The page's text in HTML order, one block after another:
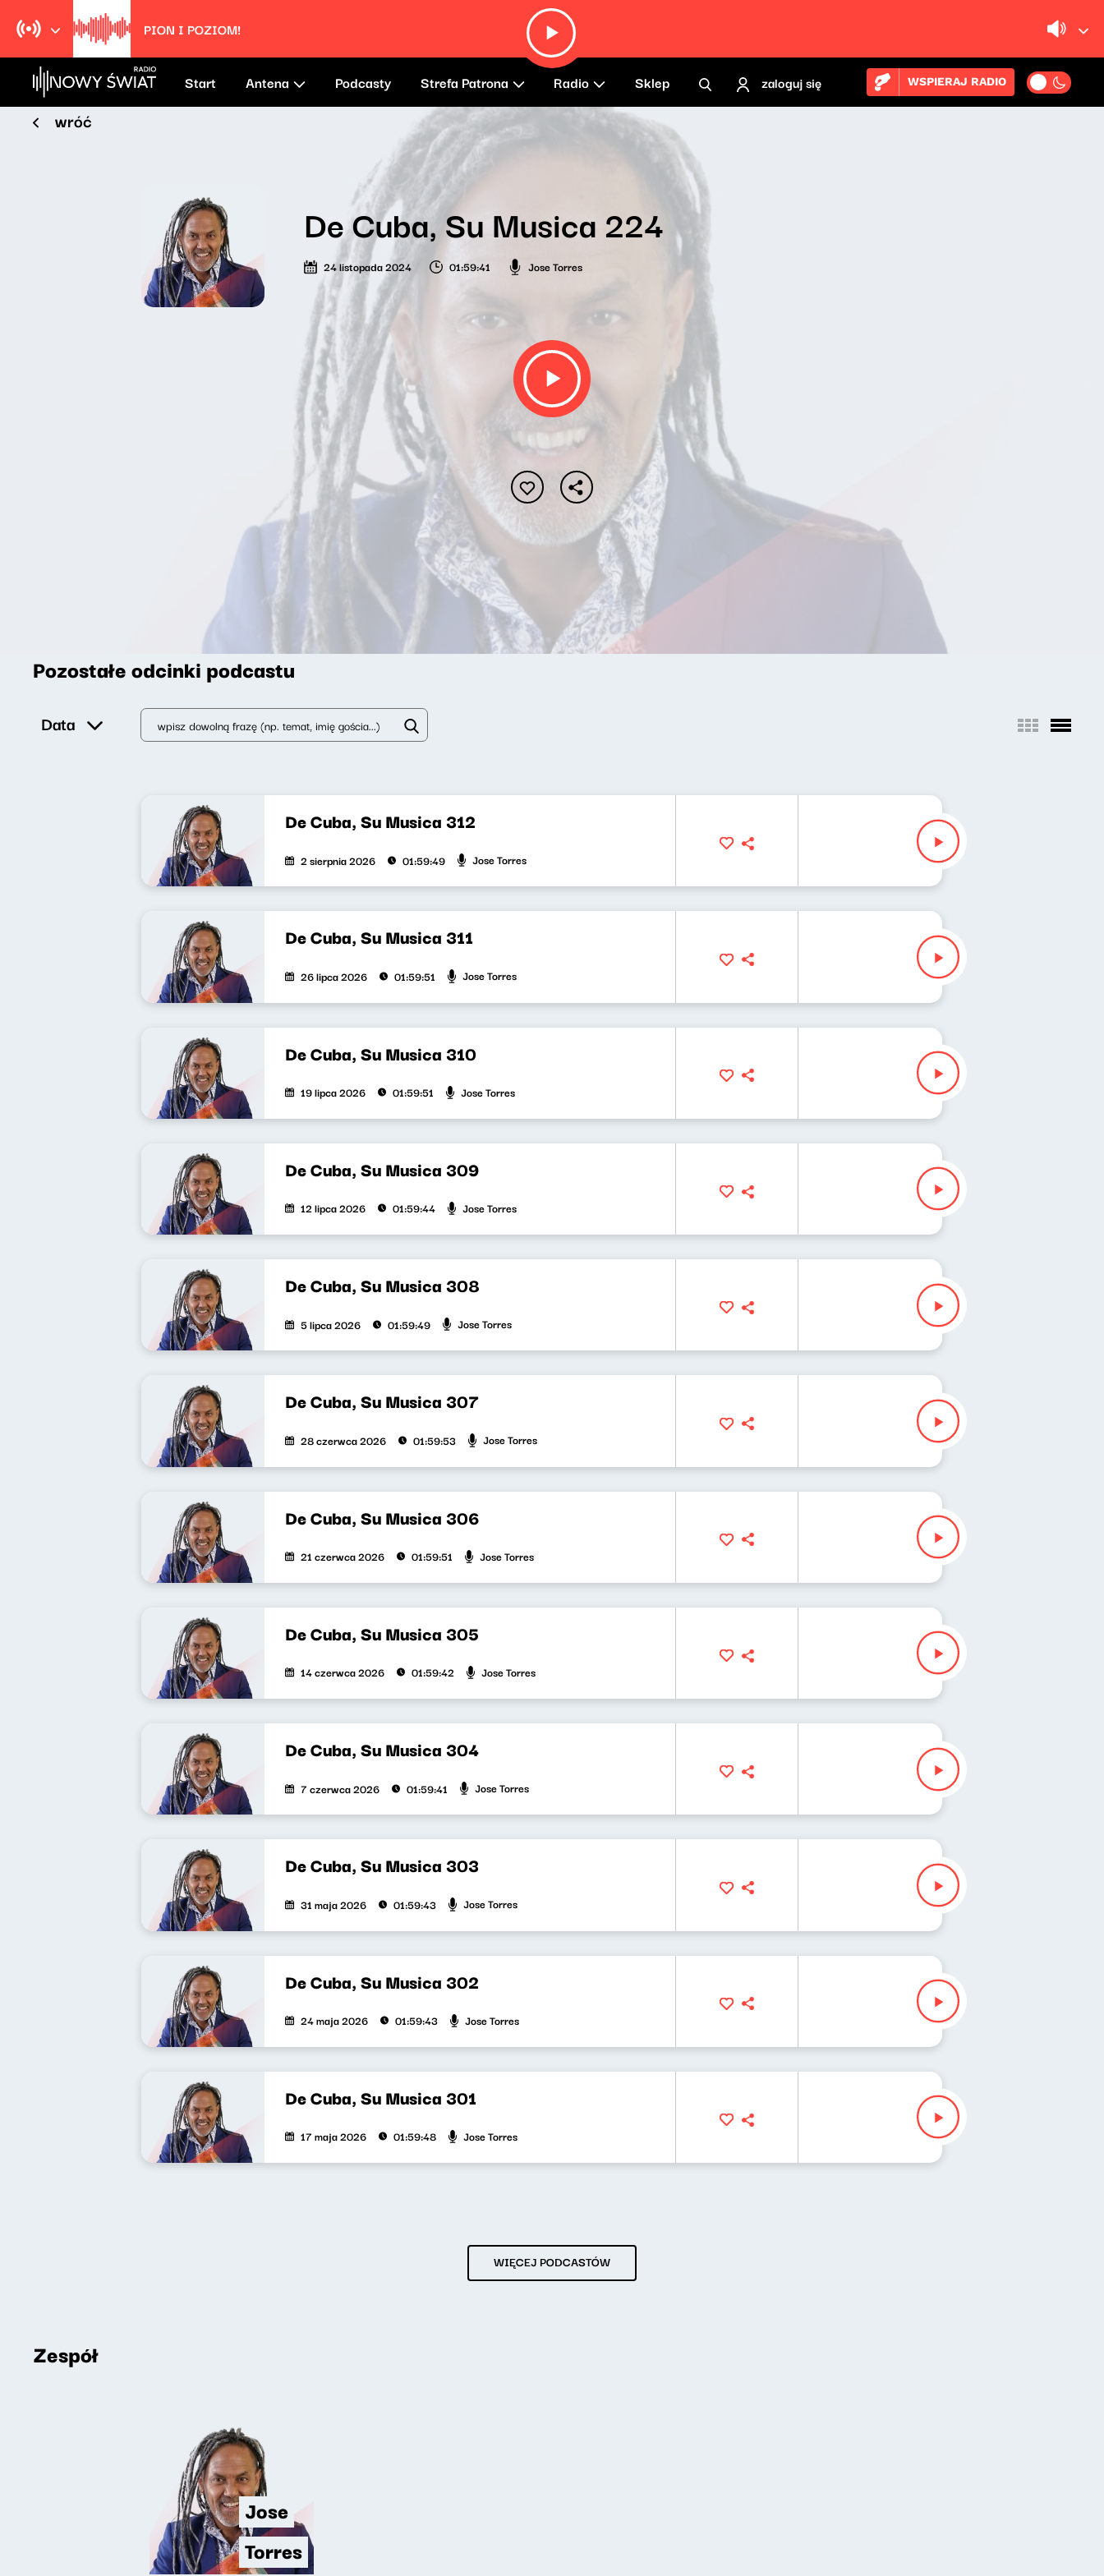
PION I POZIOM!
Start Antena Podcasty Strefa Patrona Radio Sklep zaloguj się WSPIERAJ RADIO
wróć
De Cuba, Su Musica 224
24 listopada 2024 01:59:41 Jose Torres
Pozostałe odcinki podcastu
Data
De Cuba, Su Musica 312
2 sierpnia 2026 01:59:49 Jose Torres
De Cuba, Su Musica 311
26 lipca 2026 01:59:51 Jose Torres
De Cuba, Su Musica 310
19 lipca 2026 01:59:51 Jose Torres
De Cuba, Su Musica 309
12 lipca 2026 01:59:44 Jose Torres
De Cuba, Su Musica 308
5 lipca 2026 01:59:49 Jose Torres
De Cuba, Su Musica 307
28 czerwca 2026 01:59:53 Jose Torres
De Cuba, Su Musica 306
21 czerwca 2026 01:59:51 Jose Torres
De Cuba, Su Musica 305
14 czerwca 2026 01:59:42 Jose Torres
De Cuba, Su Musica 304
7 czerwca 2026 01:59:41 Jose Torres
De Cuba, Su Musica 303
31 maja 2026 01:59:43 Jose Torres
De Cuba, Su Musica 302
24 maja 2026 01:59:43 Jose Torres
De Cuba, Su Musica 301
17 maja 2026 01:59:48 Jose Torres
WIĘCEJ PODCASTÓW
Zespół
Jose
Torres